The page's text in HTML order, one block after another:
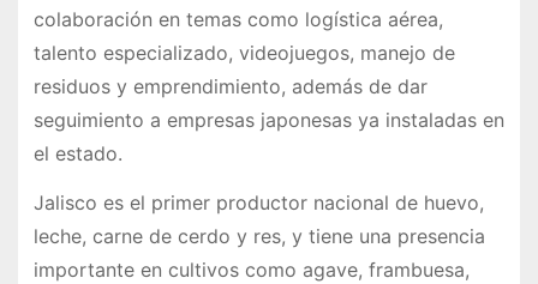
colaboración en temas como logística aérea,
talento especializado, videojuegos, manejo de
residuos y emprendimiento, además de dar
seguimiento a empresas japonesas ya instaladas en
el estado.
Jalisco es el primer productor nacional de huevo,
leche, carne de cerdo y res, y tiene una presencia
importante en cultivos como agave, frambuesa,